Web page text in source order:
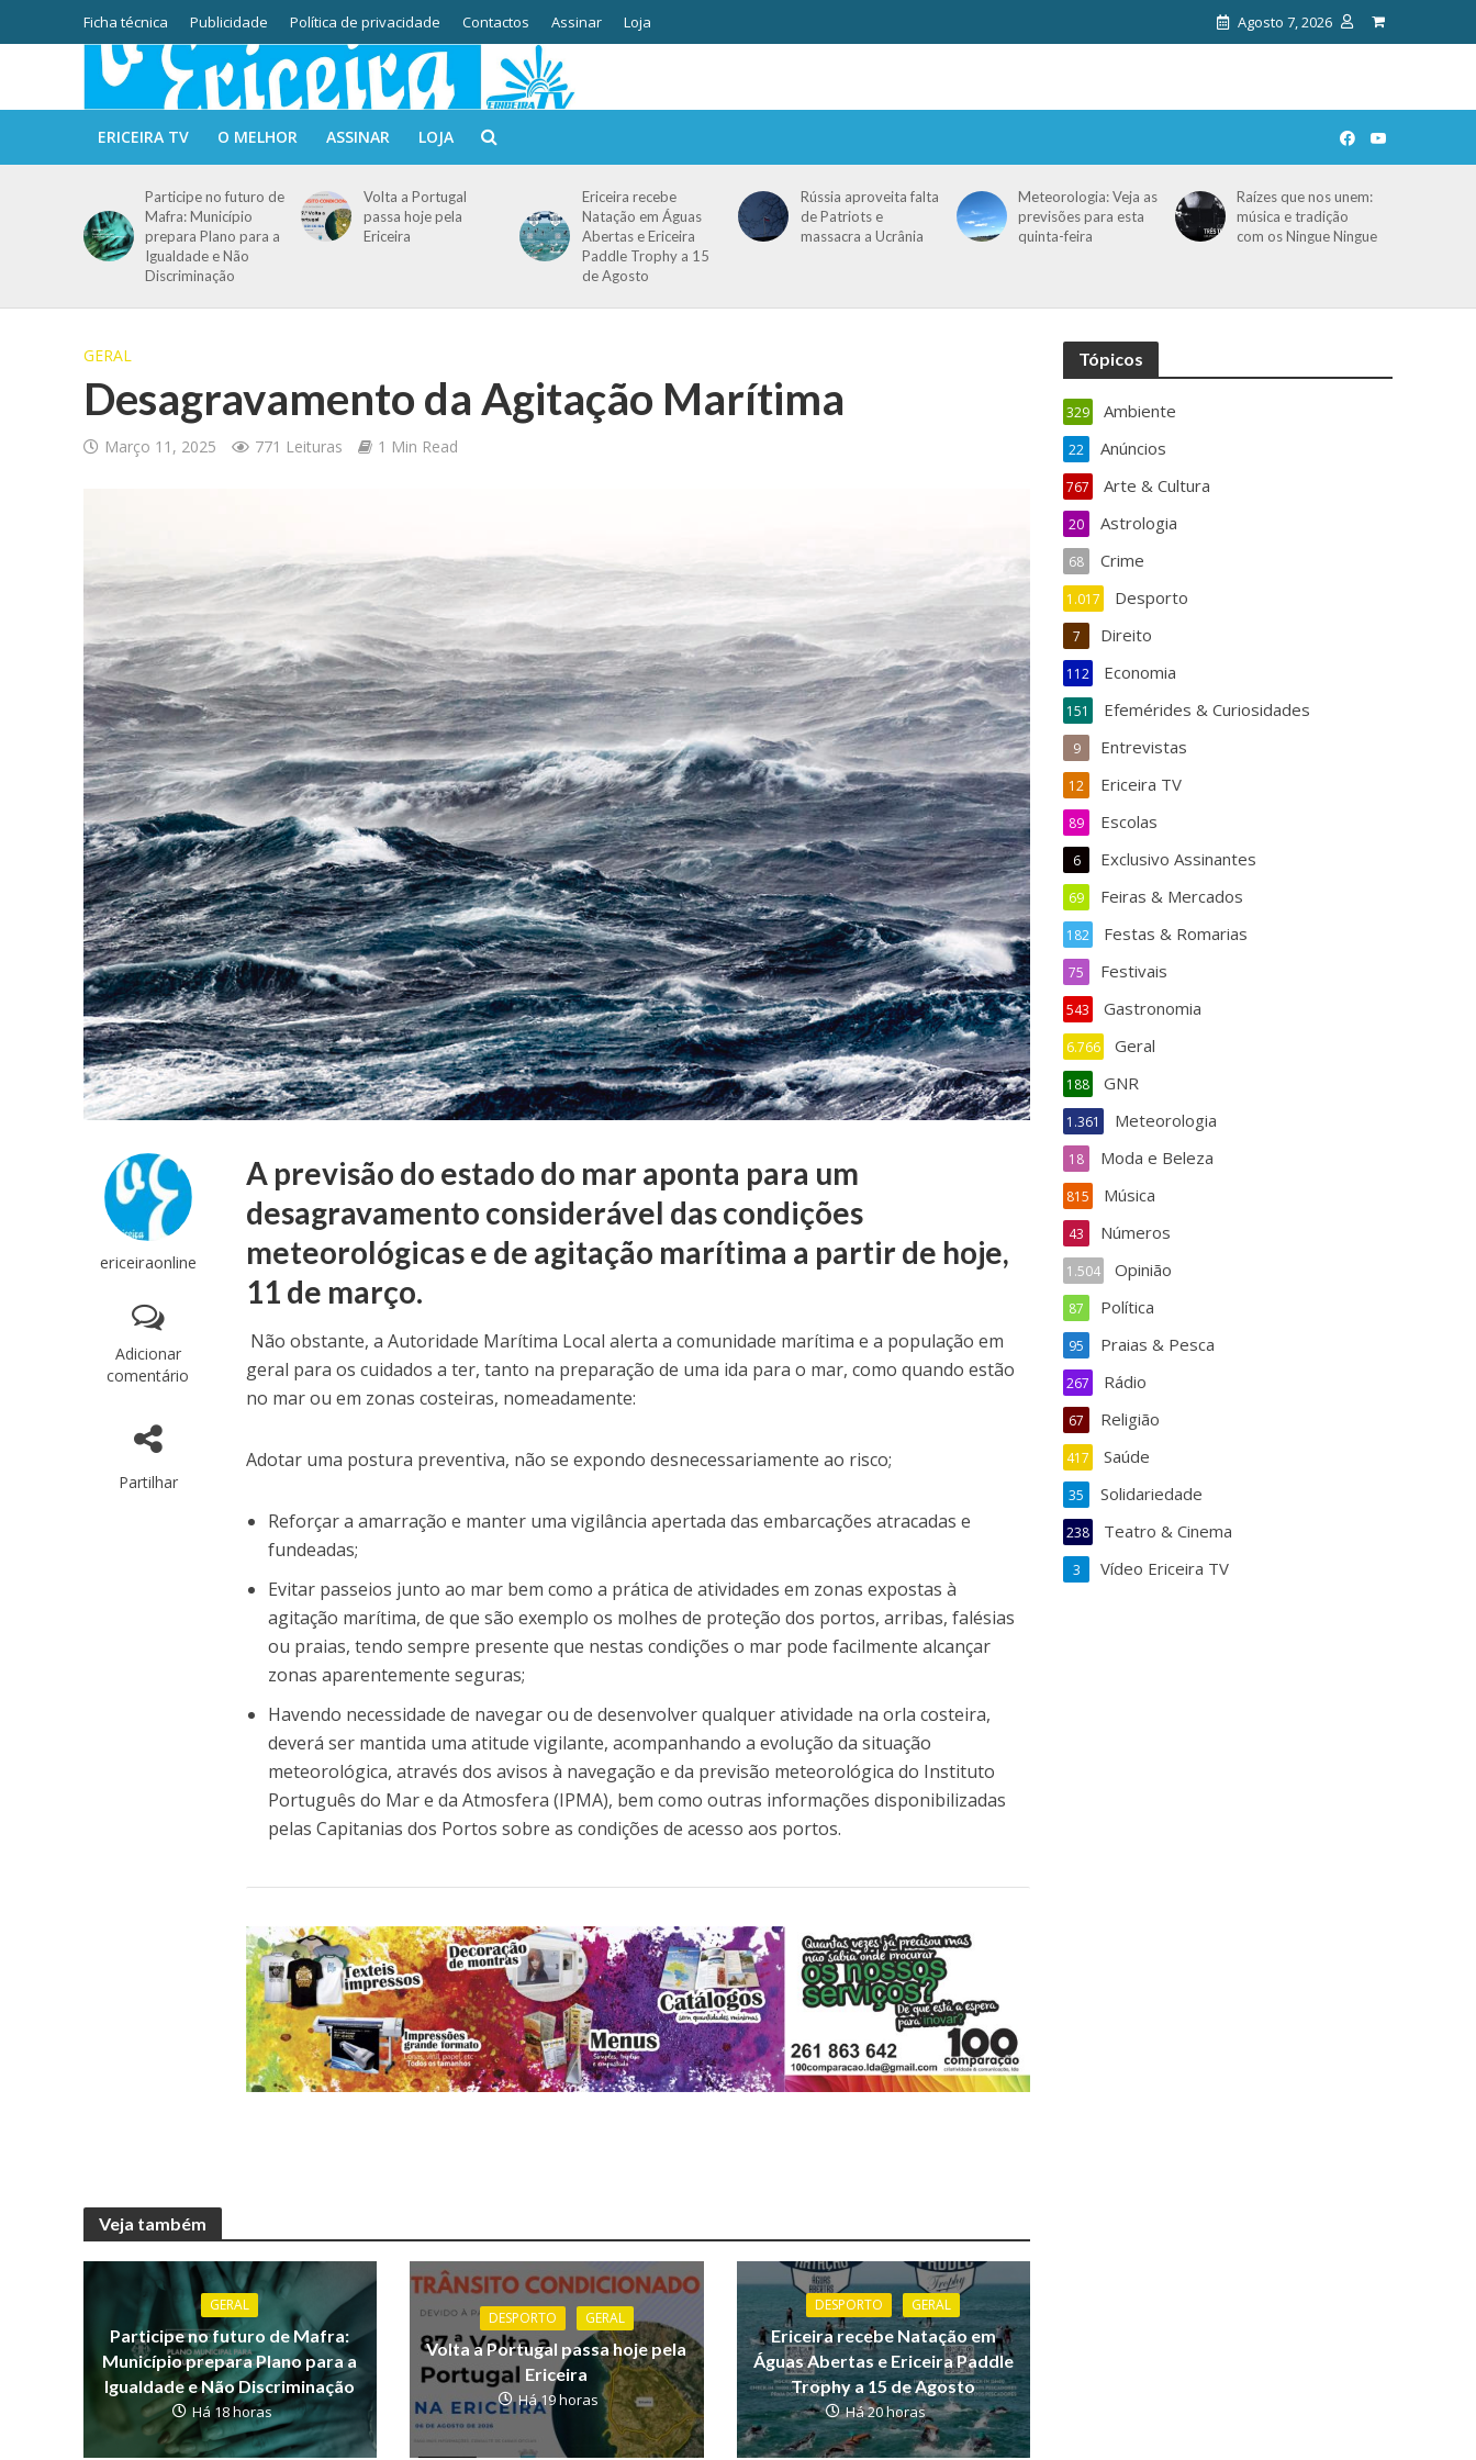
Ficha técnica Publicidade Política de privacidade Contactos Assinar Loja Agosto 7, 2026
ERICEIRA TV O MELHOR ASSINAR LOJA
Participe no futuro de
Mafra: Município
prepara Plano para a
Igualdade e Não
Discriminação
Volta a Portugal
passa hoje pela
Ericeira
Ericeira recebe
Natação em Águas
Abertas e Ericeira
Paddle Trophy a 15
de Agosto
Rússia aproveita falta
de Patriots e
massacra a Ucrânia
Meteorologia: Veja as
previsões para esta
quinta-feira
Raízes que nos unem:
música e tradição
com os Ningue Ningue
GERAL
Desagravamento da Agitação Marítima
Março 11, 2025 771 Leituras 1 Min Read
ericeiraonline
Adicionar
comentário
Partilhar
A previsão do estado do mar aponta para um
desagravamento considerável das condições
meteorológicas e de agitação marítima a partir de hoje,
11 de março.
Não obstante, a Autoridade Marítima Local alerta a comunidade marítima e a população em
geral para os cuidados a ter, tanto na preparação de uma ida para o mar, como quando estão
no mar ou em zonas costeiras, nomeadamente:
Adotar uma postura preventiva, não se expondo desnecessariamente ao risco;
Reforçar a amarração e manter uma vigilância apertada das embarcações atracadas e
fundeadas;
Evitar passeios junto ao mar bem como a prática de atividades em zonas expostas à
agitação marítima, de que são exemplo os molhes de proteção dos portos, arribas, falésias
ou praias, tendo sempre presente que nestas condições o mar pode facilmente alcançar
zonas aparentemente seguras;
Havendo necessidade de navegar ou de desenvolver qualquer atividade na orla costeira,
deverá ser mantida uma atitude vigilante, acompanhando a evolução da situação
meteorológica, através dos avisos à navegação e da previsão meteorológica do Instituto
Português do Mar e da Atmosfera (IPMA), bem como outras informações disponibilizadas
pelas Capitanias dos Portos sobre as condições de acesso aos portos.
Veja também
GERAL
Participe no futuro de Mafra:
Município prepara Plano para a
Igualdade e Não Discriminação
Há 18 horas
DESPORTO GERAL
Volta a Portugal passa hoje pela
Ericeira
Há 19 horas
DESPORTO GERAL
Ericeira recebe Natação em
Águas Abertas e Ericeira Paddle
Trophy a 15 de Agosto
Há 20 horas
Tópicos
Ambiente
329
Anúncios
22
Arte & Cultura
767
Astrologia
20
Crime
68
Desporto
1.017
Direito
7
Economia
112
Efemérides & Curiosidades
151
Entrevistas
9
Ericeira TV
12
Escolas
89
Exclusivo Assinantes
6
Feiras & Mercados
69
Festas & Romarias
182
Festivais
75
Gastronomia
543
Geral
6.766
GNR
188
Meteorologia
1.361
Moda e Beleza
18
Música
815
Números
43
Opinião
1.504
Política
87
Praias & Pesca
95
Rádio
267
Religião
67
Saúde
417
Solidariedade
35
Teatro & Cinema
238
Vídeo Ericeira TV
3